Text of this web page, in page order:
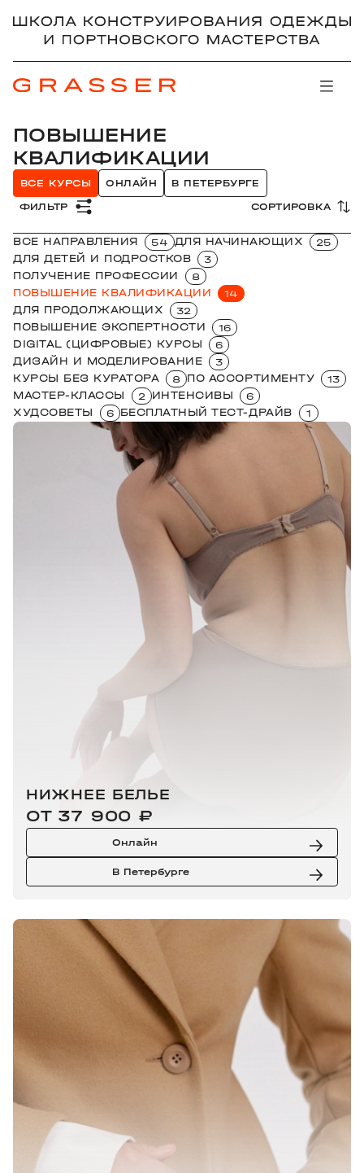
ПОВЫШЕНИЕ
КВАЛИФИКАЦИИ
ВСЕ КУРСЫ ОНЛАЙН В ПЕТЕРБУРГЕ
ФИЛЬТР СОРТИРОВКА
ВСЕ НАПРАВЛЕНИЯ 54 ДЛЯ НАЧИНАЮЩИХ 25
ДЛЯ ДЕТЕЙ И ПОДРОСТКОВ 3
ПОЛУЧЕНИЕ ПРОФЕССИИ 8
ПОВЫШЕНИЕ КВАЛИФИКАЦИИ 14
ДЛЯ ПРОДОЛЖАЮЩИХ 32
ПОВЫШЕНИЕ ЭКСПЕРТНОСТИ 16
DIGITAL (ЦИФРОВЫЕ) КУРСЫ 6
ДИЗАЙН И МОДЕЛИРОВАНИЕ 3
КУРСЫ БЕЗ КУРАТОРА 8 ПО АССОРТИМЕНТУ 13
МАСТЕР-КЛАССЫ 2 ИНТЕНСИВЫ 6
ХУДСОВЕТЫ 6 БЕСПЛАТНЫЙ ТЕСТ-ДРАЙВ 1
НИЖНЕЕ БЕЛЬЕ
ОТ 37 900 ₽
Онлайн
В Петербурге